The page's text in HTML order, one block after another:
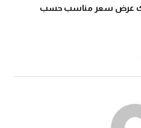
لك عرض سعر مناسب حسب